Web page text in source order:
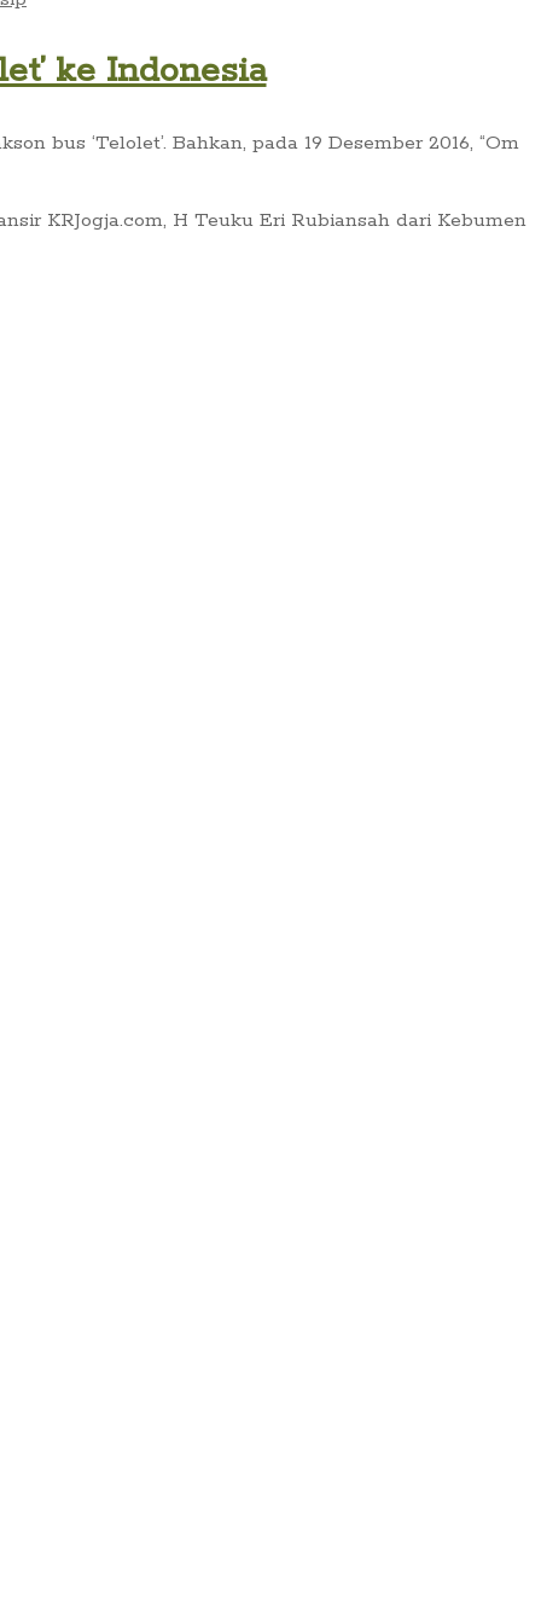
ke Indonesia
bus ‘Telolet’. Bahkan, pada 19 Desember 2016, “Om
KRJogja.com, H Teuku Eri Rubiansah dari Kebumen